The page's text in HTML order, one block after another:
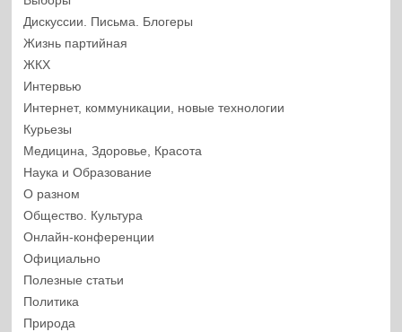
Дискуссии. Письма. Блогеры
Жизнь партийная
ЖКХ
Интервью
Интернет, коммуникации, новые технологии
Курьезы
Медицина, Здоровье, Красота
Наука и Образование
О разном
Общество. Культура
Онлайн-конференции
Официально
Полезные статьи
Политика
Природа